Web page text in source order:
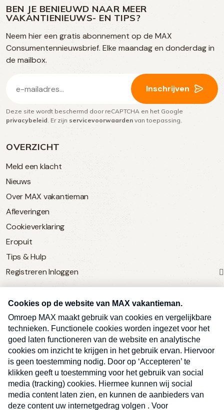
OVERZICHT
Meld een klacht
Nieuws
Over MAX vakantieman
Afleveringen
Cookieverklaring
Eropuit
Tips & Hulp
Registreren Inloggen
SERVICE
Over Omroep MAX
MAX Vandaag
MAX Meldpunt
Pers
Contact
Algemene voorwaarden
op
social
media
op
Facebook
op
TikTok
op
Instagram
BEN JE BENIEUWD NAAR MEER
VAKANTIENIEUWS- EN TIPS?
Neem hier een gratis abonnement op de MAX
Consumentennieuwsbrief. Elke maandag en donderdag in
de mailbox.
mailadres
(Vereist)
Inschrijven
Deze site wordt beschermd door reCAPTCHA en het Google
privacybeleid . Er zijn servicevoorwaarden van toepassing.
Ben je benieuwd naar meer